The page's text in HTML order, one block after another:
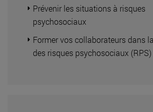
Prévenir les situations à risques
psychosociaux
Former vos collaborateurs dans
des risques psychosociaux (RPS)